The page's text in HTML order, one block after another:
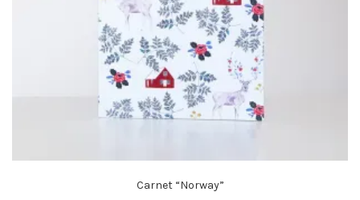
Carnet “Norway”